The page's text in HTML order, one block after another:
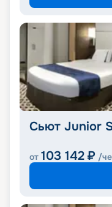
Сьют Junior
от 103 142 ₽ /